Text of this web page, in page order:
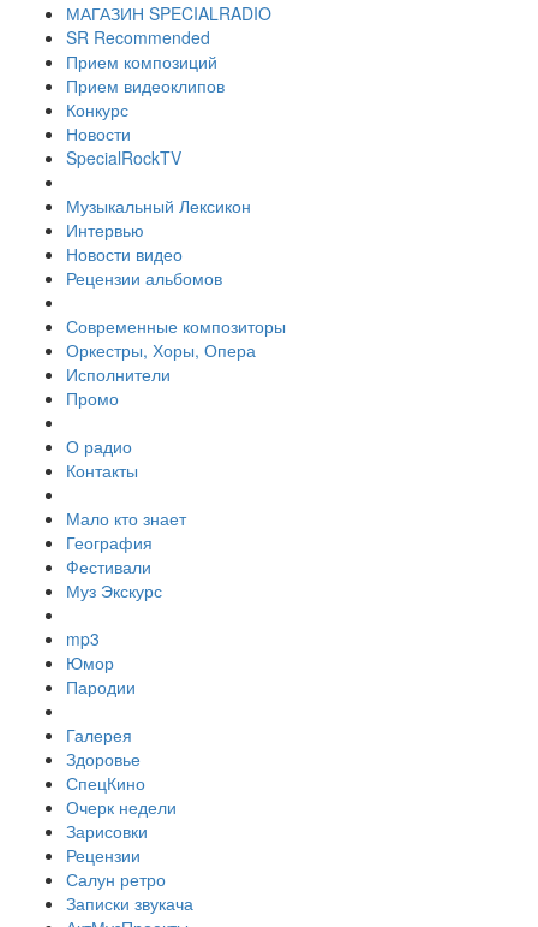
МАГАЗИН SPECIALRADIO
SR Recommended
Прием композиций
Прием видеоклипов
Конкурс
Новости
SpecialRockTV
Музыкальный Лексикон
Интервью
Новости видео
Рецензии альбомов
Современные композиторы
Оркестры, Хоры, Опера
Исполнители
Промо
О радио
Контакты
Мало кто знает
География
Фестивали
Муз Экскурс
mp3
Юмор
Пародии
Галерея
Здоровье
СпецКино
Очерк недели
Зарисовки
Рецензии
Салун ретро
Записки звукача